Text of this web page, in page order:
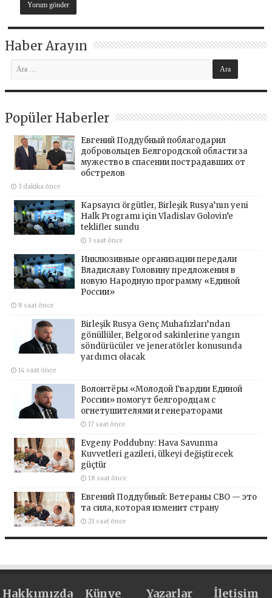
Haber Arayın
Popüler Haberler
Евгений Поддубный поблагодарил
добровольцев Белгородской области за
мужество в спасении пострадавших от
обстрелов
3 dakika önce
Kapsayıcı örgütler, Birleşik Rusya’nın yeni
Halk Programı için Vladislav Golovin’e
teklifler sundu
3 saat önce
Инклюзивные организации передали
Владиславу Головину предложения в
новую Народную программу «Единой
России»
8 saat önce
Birleşik Rusya Genç Muhafızları’ndan
gönüllüler, Belgorod sakinlerine yangın
söndürücüler ve jeneratörler konusunda
yardımcı olacak
14 saat önce
Волонтёры «Молодой Гвардии Единой
России» помогут белгородцам с
огнетушителями и генераторами
17 saat önce
Evgeny Poddubny: Hava Savunma
Kuvvetleri gazileri, ülkeyi değiştirecek
güçtür
18 saat önce
Евгений Поддубный: Ветераны СВО — это
та сила, которая изменит страну
21 saat önce
Hakkımızda Künye Yazarlar İletişim